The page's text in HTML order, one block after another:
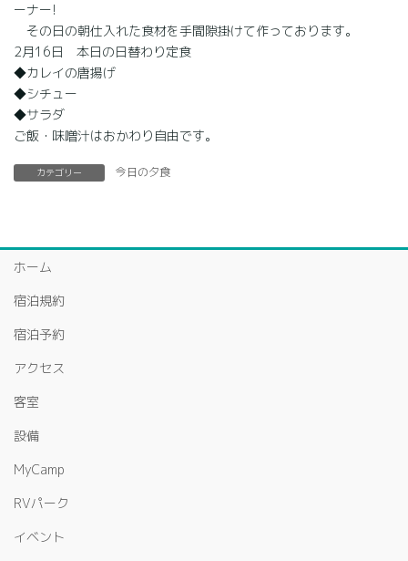
ーナー!
その日の朝仕入れた食材を手間隙掛けて作っております。
2月16日 本日の日替わり定食
◆カレイの唐揚げ
◆シチュー
◆サラダ
ご飯・味噌汁はおかわり自由です。
カテゴリー 今日の夕食
ホーム
宿泊規約
宿泊予約
アクセス
客室
設備
MyCamp
RVパーク
イベント